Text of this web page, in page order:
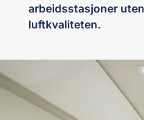
arbeidsstasjoner
luftkvaliteten.